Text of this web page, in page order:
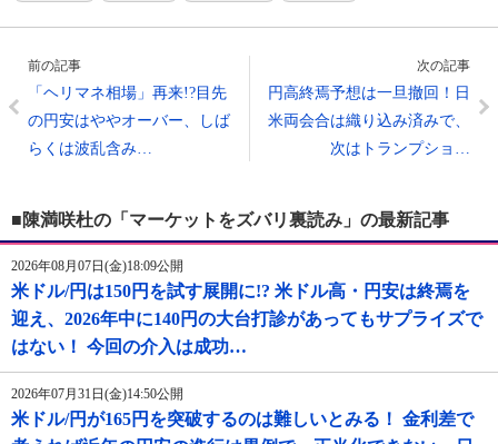
前の記事
「ヘリマネ相場」再来!?目先
の円安はややオーバー、しば
らくは波乱含み…
次の記事
円高終焉予想は一旦撤回！日
米両会合は織り込み済みで、
次はトランプショ…
■陳満咲杜の「マーケットをズバリ裏読み」の最新記事
2026年08月07日(金)18:09公開
米ドル/円は150円を試す展開に!? 米ドル高・円安は終焉を
迎え、2026年中に140円の大台打診があってもサプライズで
はない！ 今回の介入は成功…
2026年07月31日(金)14:50公開
米ドル/円が165円を突破するのは難しいとみる！ 金利差で